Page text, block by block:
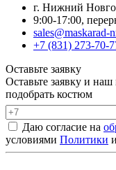
г. Нижний
9:00-17:00,
sales@maskarad-
+7 (831) 273-70-
Оставьте заявку
Оставьте заявку и
подобрать костюм
Даю согласие на
условиями Политики и